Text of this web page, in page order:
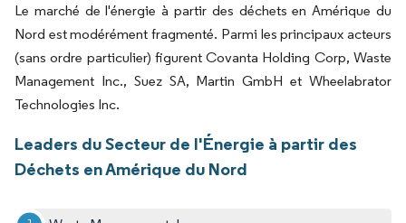
Le marché de l'énergie à partir des déchets en Amérique du
Nord est modérément fragmenté. Parmi les principaux acteurs
(sans ordre particulier) figurent Covanta Holding Corp, Waste
Management Inc., Suez SA, Martin GmbH et Wheelabrator
Technologies Inc.
Leaders du Secteur de l'Énergie à partir des
Déchets en Amérique du Nord